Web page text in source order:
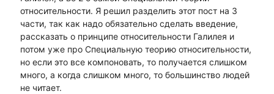
относительности. Я решил разделить этот пост на 3
части, так как надо обязательно сделать введение,
рассказать о принципе относительности Галилея и
потом уже про Специальную теорию относительности,
но если это все компоновать, то получается слишком
много, а когда слишком много, то большинство людей
не читает.